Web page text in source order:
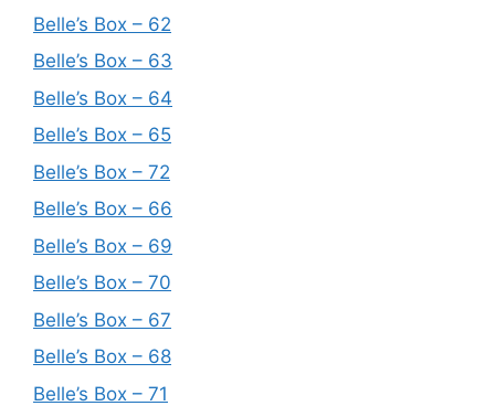
Belle’s Box – 62
Belle’s Box – 63
Belle’s Box – 64
Belle’s Box – 65
Belle’s Box – 72
Belle’s Box – 66
Belle’s Box – 69
Belle’s Box – 70
Belle’s Box – 67
Belle’s Box – 68
Belle’s Box – 71